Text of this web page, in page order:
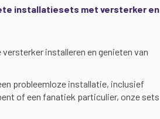
installatiesets met versterker en
installeren en genieten van
probleemloze installatie, inclusief
of een fanatiek particulier, onze sets